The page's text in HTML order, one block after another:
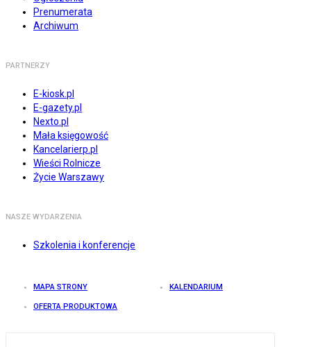
Prenumerata
Archiwum
PARTNERZY
E-kiosk.pl
E-gazety.pl
Nexto.pl
Mała księgowość
Kancelarierp.pl
Wieści Rolnicze
Życie Warszawy
NASZE WYDARZENIA
Szkolenia i konferencje
MAPA STRONY KALENDARIUM
OFERTA PRODUKTOWA